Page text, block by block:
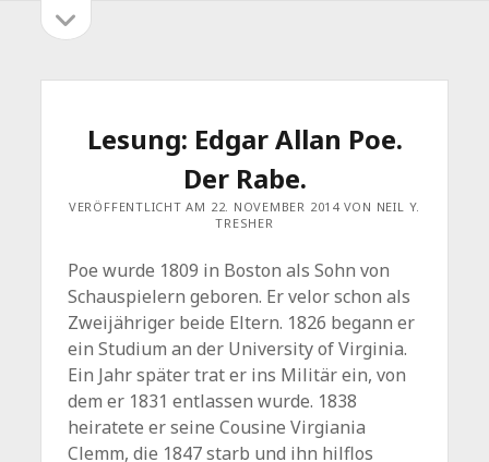
Seitenleiste
öffnen
Lesung: Edgar Allan Poe.
Der Rabe.
VERÖFFENTLICHT AM 22. NOVEMBER 2014 VON NEIL Y.
TRESHER
Poe wurde 1809 in Boston als Sohn von
Schauspielern geboren. Er velor schon als
Zweijähriger beide Eltern. 1826 begann er
ein Studium an der University of Virginia.
Ein Jahr später trat er ins Militär ein, von
dem er 1831 entlassen wurde. 1838
heiratete er seine Cousine Virgiania
Clemm, die 1847 starb und ihn hilflos